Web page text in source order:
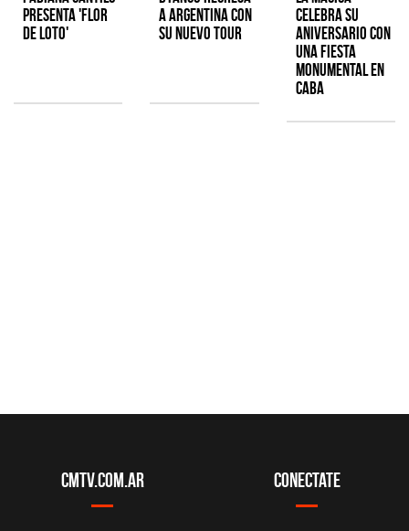
presenta 'Flor
de Loto'
a Argentina con
su nuevo tour
celebra su
aniversario con
una fiesta
monumental en
CABA
CMTV.com.ar Conectate